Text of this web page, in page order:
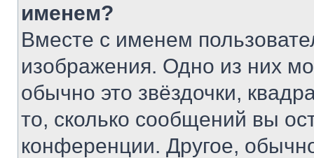
именем?
Вместе с именем
изображения. Одно из них
обычно это звёздочки,
то, сколько сообщений вы
конференции. Другое,